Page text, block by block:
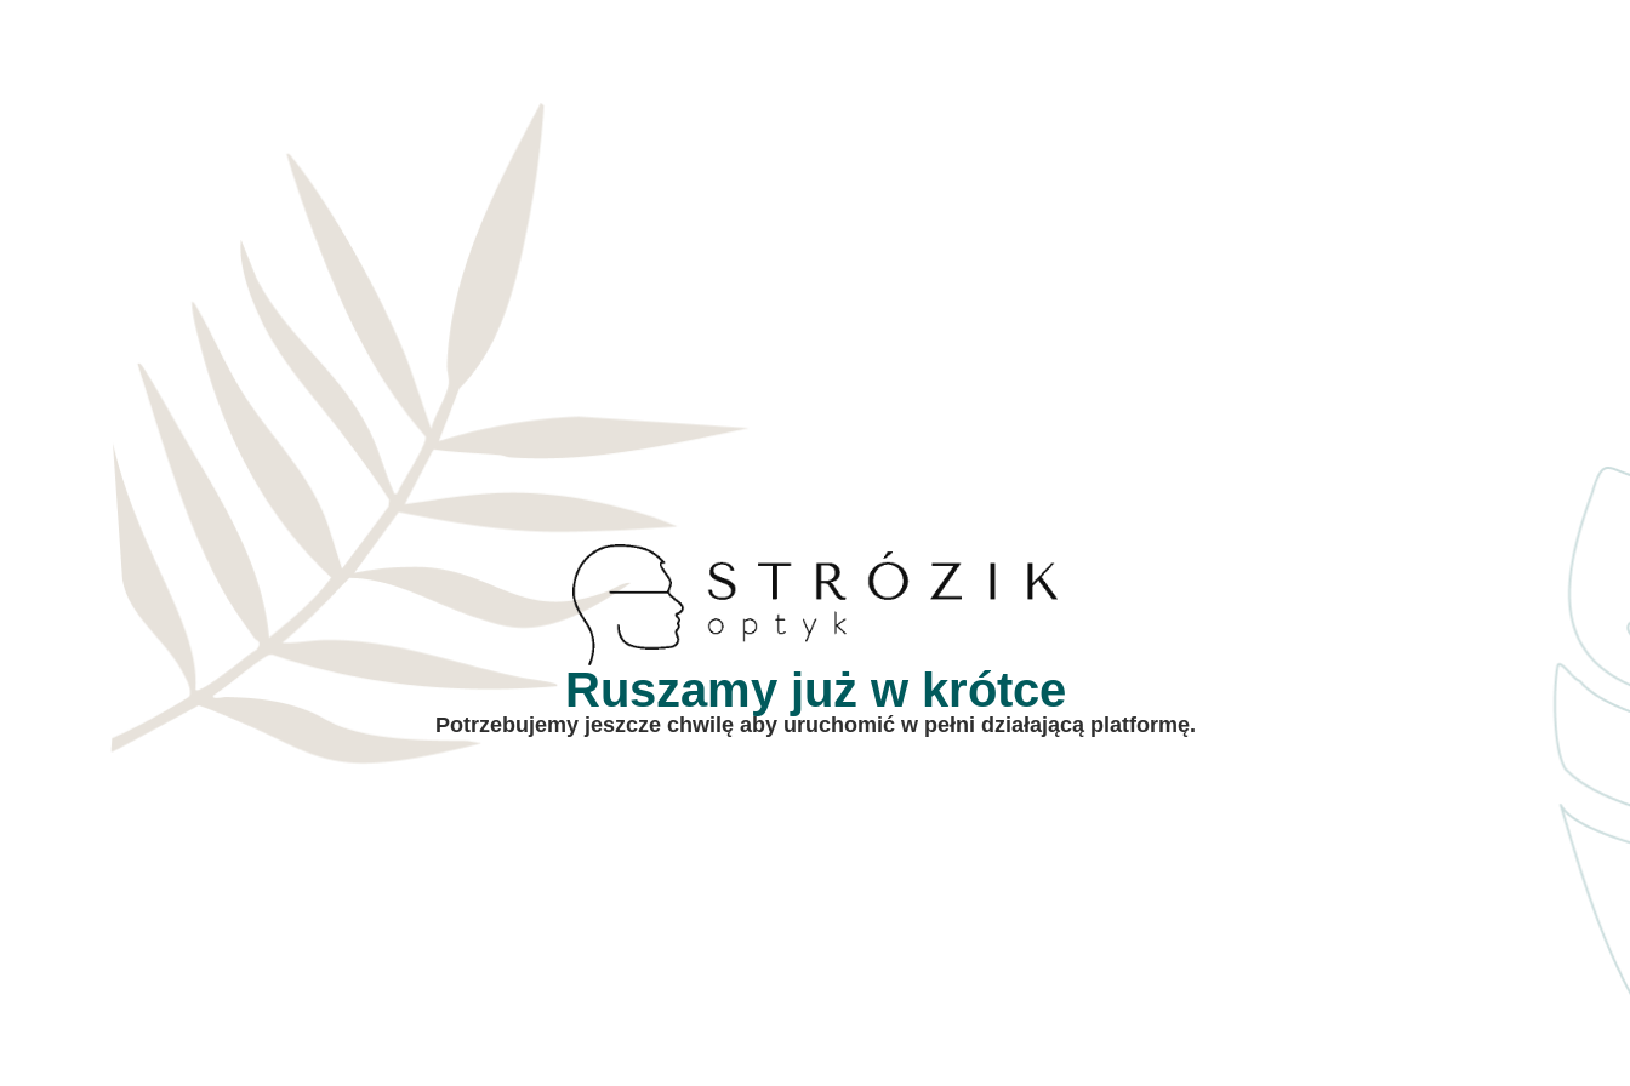
Ruszamy już w krótce
Potrzebujemy jeszcze chwilę aby uruchomić w pełni działającą platformę.